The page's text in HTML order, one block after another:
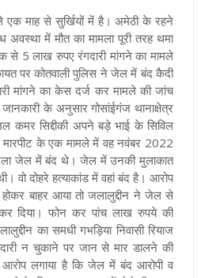
एक माह से सुर्खियों में है। अमेठी के रहने
अवस्था में मौत का मामला पूरी तरह थमा
से 5 लाख रुपए रंगदारी मांगने का मामले
पर कोतवाली पुलिस ने जेल में बंद कैदी
मांगने का केस दर्ज कर मामले की जांच
के अनुसार गोसांईगंज थानाक्षेत्र
कमर सिद्दीकी अपने बड़े भाई के सिविल
के एक मामले में वह नवंबर 2022
जेल में बंद थे। जेल में उनकी मुलाकात
वो दोहरे हत्याकांड में वहां बंद है। आरोप
बाहर आया तो जलालुद्दीन ने जेल से
दिया। फोन कर पांच लाख रुपये की
का समधी गभड़िया निवासी रियाज
न चुकाने पर जान से मार डालने की
लगाया है कि जेल में बंद आरोपी व